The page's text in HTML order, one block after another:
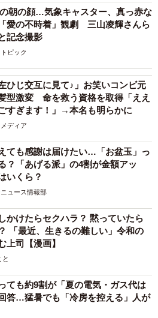
朝の顔…気象キャスター、真っ赤な
愛の不時着」観劇 三山凌輝さんら
記念撮影
ピック
ひじ交互に見て♪」お笑いコンビ元
型激変 命を救う資格を取得「ええ
すぎます！」→本名も明らかに
ディア
ても感謝は届けたい…「お盆玉」っ
？「あげる派」の4割が金額アッ
いくら？
ュース情報部
かけたらセクハラ？ 黙っていたら
「最近、生きるの難しい」令和の
上司【漫画】
と
ても約9割が「夏の電気・ガス代は
答…猛暑でも「冷房を控える」人が